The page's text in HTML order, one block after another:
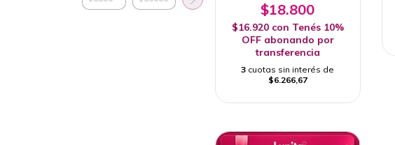
$18.800
$16.920 con Tenés 10%
OFF abonando por
transferencia
3 cuotas sin interés de
$6.266,67